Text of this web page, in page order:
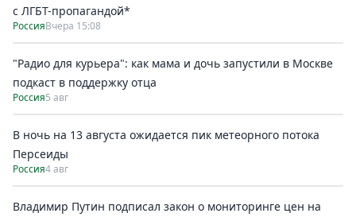
с ЛГБТ-пропагандой*
РоссияВчера 15:08
"Радио для курьера": как мама и дочь запустили в Москве
подкаст в поддержку отца
Россия5 авг
В ночь на 13 августа ожидается пик метеорного потока
Персеиды
Россия4 авг
Владимир Путин подписал закон о мониторинге цен на